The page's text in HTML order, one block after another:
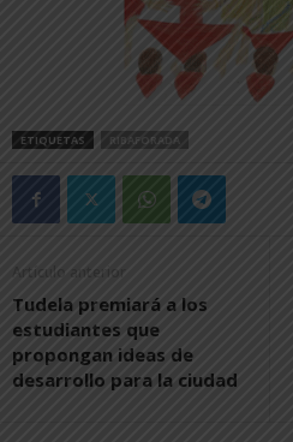
ETIQUETAS RIBAFORADA
Artículo anterior
Tudela premiará a los
estudiantes que
propongan ideas de
desarrollo para la ciudad